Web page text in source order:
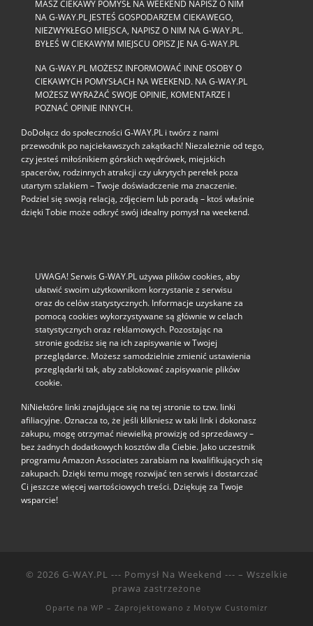
MASZ CIEKAWY POMYSŁ NA WEEKEND NAPISZ O NIM
NA G-WAY.PL JESTEŚ GOSPODARZEM CIEKAWEGO,
NIEZWYKŁEGO MIEJSCA, NAPISZ O NIM NA G-WAY.PL.
BYŁEŚ W CIEKAWYM MIEJSCU OPISZ JE NA G-WAY.PL
NA G-WAY.PL MOŻESZ INFORMOWAĆ INNE OSOBY O
CIEKAWYCH POMYSŁACH NA WEEKEND. NA G-WAY.PL
MOŻESZ WYRAŻAĆ SWOJE OPINIE, KOMENTARZE I
POZNAĆ OPINIE INNYCH.
DoDołącz do społeczności G‑WAY.PL i twórz z nami
przewodnik po najciekawszych zakątkach! Niezależnie od tego,
czy jesteś miłośnikiem górskich wędrówek, miejskich
spacerów, rodzinnych atrakcji czy ukrytych perełek poza
utartym szlakiem – Twoje doświadczenie ma znaczenie.
Podziel się swoją relacją, zdjęciem lub poradą – ktoś właśnie
dzięki Tobie może odkryć swój idealny pomysł na weekend.
UWAGA! Serwis G-WAY.PL używa plików cookies, aby
ułatwić swoim użytkownikom korzystanie z serwisu
oraz do celów statystycznych. Informacje uzyskane za
pomocą cookies wykorzystywane są głównie w celach
statystycznych oraz reklamowych. Pozostając na
stronie godzisz się na ich zapisywanie w Twojej
przeglądarce. Możesz samodzielnie zmienić ustawienia
przeglądarki tak, aby zablokować zapisywanie plików
cookie.
NiNiektóre linki znajdujące się na tej stronie to tzw. linki
afiliacyjne. Oznacza to, że jeśli klikniesz w taki link i dokonasz
zakupu, mogę otrzymać niewielką prowizję od sprzedawcy –
bez żadnych dodatkowych kosztów dla Ciebie. Jako uczestnik
programu Amazon Associates zarabiam na kwalifikujących się
zakupach. Dzięki temu mogę rozwijać ten serwis i dostarczać
Ci jeszcze więcej wartościowych treści. Dziękuję za Twoje
wsparcie!
© 2026 G-WAY.PL --- Pomysł Na Weekend --- – Wszelkie
prawa zastrzeżone
Oparte na WP – Zaprojektowano z Motyw Customizr